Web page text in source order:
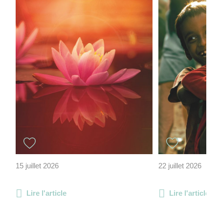
15 juillet 2026
Lire l'article
22 juillet 2026
Lire l'article